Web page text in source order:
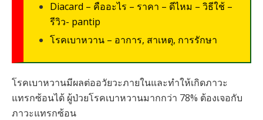
Diacard – คืออะไร – ราคา – ดีไหม – วิธีใช้ –
รีวิว- pantip
โรคเบาหวาน – อาการ, สาเหตุ, การรักษา
โรคเบาหวานมีผลต่ออวัยวะภายในและทำให้เกิดภาวะ
แทรกซ้อนได้ ผู้ป่วยโรคเบาหวานมากกว่า 78% ต้องเจอกับ
ภาวะแทรกซ้อน